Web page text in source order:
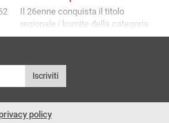
Il 26enne conquista il titolo
regionale i kumite della categoria
-84 kg
Iscriviti
policy